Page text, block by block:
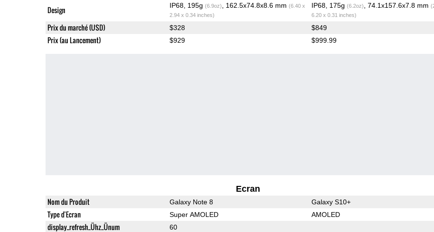
Design IP68, 195g (6.9oz) , 162.5x74.8x8.6 mm (6.40 x
2.94 x 0.34 inches)
IP68, 175g (6.2oz) , 74.1x157.6x7.8 mm
6.20 x 0.31 inches)
Prix du marché (USD) $328 $849
Prix (au Lancement) $929 $999.99
Ecran
Nom du Produit Galaxy Note 8 Galaxy S10+
Type d'Ecran Super AMOLED AMOLED
display_refresh_Ühz_Ünum 60